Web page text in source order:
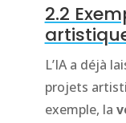
2.2
L’IA a déjà
projets
exemple, la